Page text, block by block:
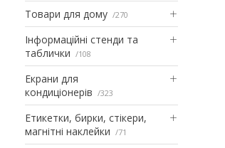
Товари для дому 270
Інформаційні стенди та
таблички
108
Екрани для
кондиціонерів
323
Етикетки, бирки, стікери,
магнітні наклейки
71